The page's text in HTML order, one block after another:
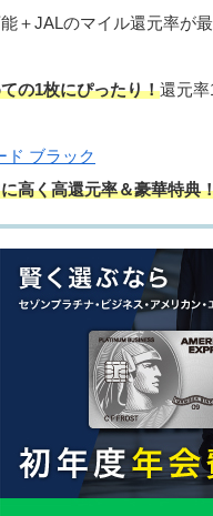
＋JALのマイル還元率が最
の1枚にぴったり！還元
ド ブラック
高く高還元率＆豪華特典